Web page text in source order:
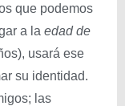
que podemos
a la edad de
usará ese
su identidad.
las